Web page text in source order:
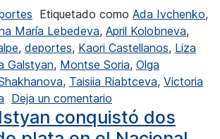
Etiquetado como Ada Ivchenko,
María Lebedeva, April Kolobneva,
, deportes, Kaori Castellanos, Liza
Galstyan, Montse Soria, Olga
, Taisiia Riabtceva, Victoria
Deja un comentario
conquistó dos